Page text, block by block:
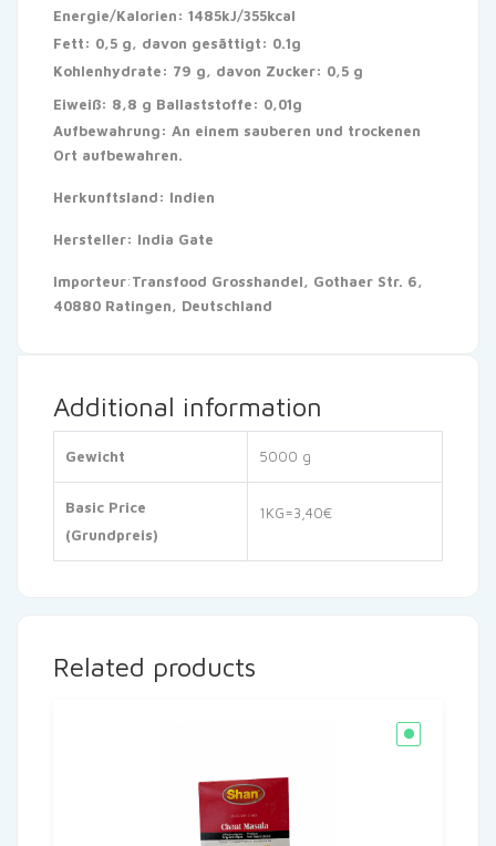
Energie/Kalorien: 1485kJ/355kcal
Fett: 0,5 g, davon gesättigt: 0.1g
Kohlenhydrate: 79 g, davon Zucker: 0,5 g
Eiweiß: 8,8 g Ballaststoffe: 0,01g
Aufbewahrung: An einem sauberen und trockenen
Ort aufbewahren.
Herkunftsland: Indien
Hersteller: India Gate
Importeur:Transfood Grosshandel, Gothaer Str. 6,
40880 Ratingen, Deutschland
Additional information
Gewicht 5000 g
Basic Price
(Grundpreis)
1KG=3,40€
Related products